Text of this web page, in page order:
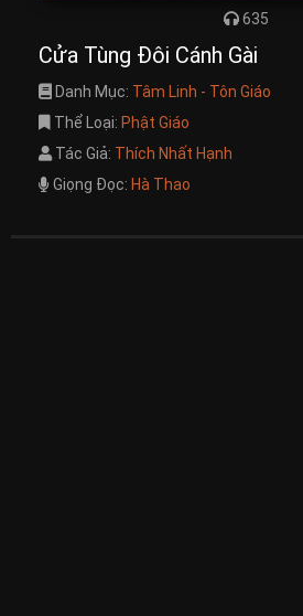
635
Cửa Tùng Đôi Cánh Gài
Danh Mục: Tâm Linh - Tôn Giáo
Thể Loại: Phật Giáo
Tác Giả: Thích Nhất Hạnh
Giọng Đọc: Hà Thao